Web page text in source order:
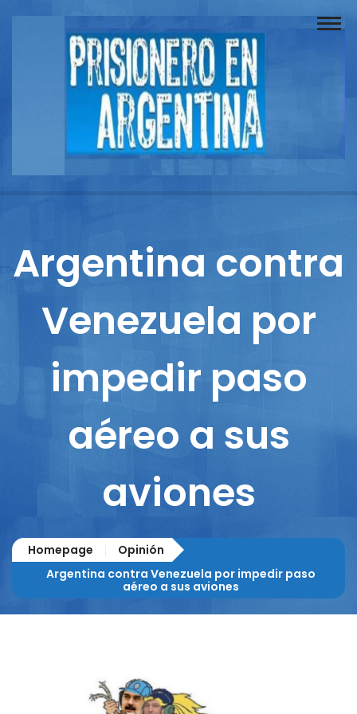
Buscador
Documentos
Reportajes
Columnistas
Argentina contra
Venezuela por
impedir paso
aéreo a sus
aviones
Homepage
Opinión
Argentina contra Venezuela por impedir paso
aéreo a sus aviones